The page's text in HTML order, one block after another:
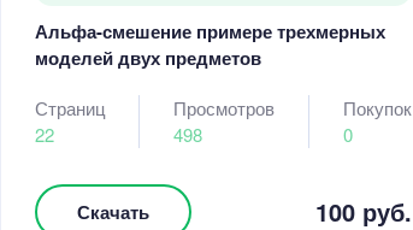
Альфа-смешение примере трехмерных
моделей двух предметов
Страниц
22
Просмотров
498
Покупок
0
Скачать 100 руб.